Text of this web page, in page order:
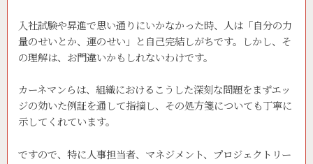
入社試験や昇進で思い通りにいかなかった時、人は「自分の力
量のせいとか、運のせい」と自己完結しがちです。しかし、そ
の理解は、お門違いかもしれないわけです。
カーネマンらは、組織におけるこうした深刻な問題をまずエッ
ジの効いた例証を通して指摘し、その処方箋についても丁寧に
示してくれています。
ですので、特に人事担当者、マネジメント、プロジェクトリー